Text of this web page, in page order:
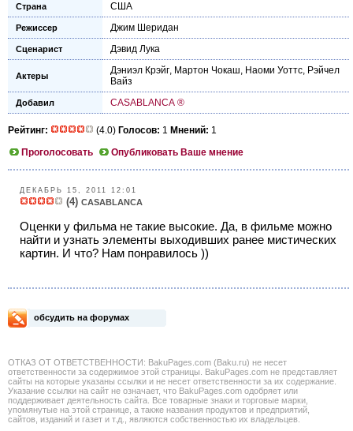
Страна США
Режиссер Джим Шеридан
Сценарист Дэвид Лука
Актеры Дэниэл Крэйг, Мартон Чокаш, Наоми Уоттс, Рэйчел
Вайз
Добавил CASABLANCA ®
Рейтинг: (4.0) Голосов: 1 Мнений: 1
Проголосовать
Опубликовать Ваше мнение
ДЕКАБРЬ 15, 2011 12:01
(4) CASABLANCA
Оценки у фильма не такие высокие. Да, в фильме можно
найти и узнать элементы выходивших ранее мистических
картин. И что? Нам понравилось ))
обсудить на форумах
ОТКАЗ ОТ ОТВЕТСТВЕННОСТИ: BakuPages.com (Baku.ru) не несет
ответственности за содержимое этой страницы. BakuPages.com не представляет
сайты на которые указаны ссылки и не несет ответственности за их содержание.
Указание ссылки на сайт не означает, что BakuPages.com одобряет или
поддерживает деятельность сайта. Все товарные знаки и торговые марки,
упомянутые на этой странице, а также названия продуктов и предприятий,
сайтов, изданий и газет и т.д., являются собственностью их владельцев.